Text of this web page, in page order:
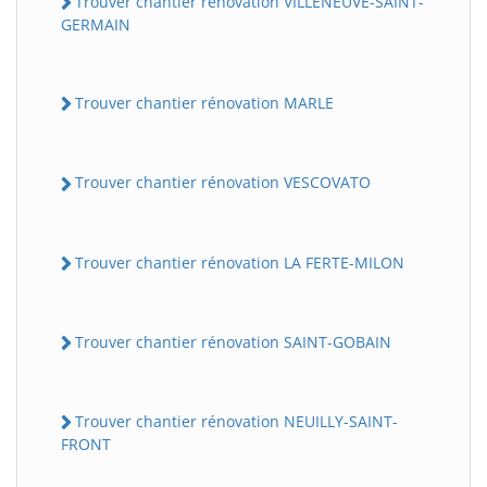
GERMAIN
Trouver chantier rénovation MARLE
Trouver chantier rénovation VESCOVATO
Trouver chantier rénovation LA FERTE-MILON
Trouver chantier rénovation SAINT-GOBAIN
Trouver chantier rénovation NEUILLY-SAINT-
FRONT